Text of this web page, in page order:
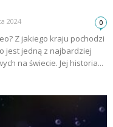
2024 0
Z jakiego kraju pochodzi
jest jedną z najbardziej
na świecie. Jej historia...